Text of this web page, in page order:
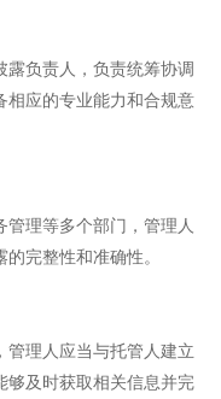
负责人，负责统筹协调
相应的专业能力和合规意
理等多个部门，管理人
完整性和准确性。
管理人应当与托管人建立
够及时获取相关信息并完